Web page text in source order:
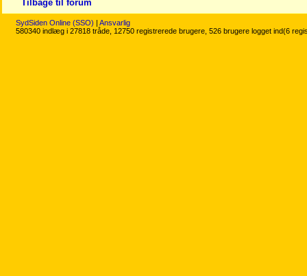
Tilbage til forum
SydSiden Online (SSO) | Ansvarlig
580340 indlæg i 27818 tråde, 12750 registrerede brugere, 526 brugere logget ind(6